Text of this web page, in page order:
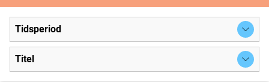
Tidsperiod
Titel